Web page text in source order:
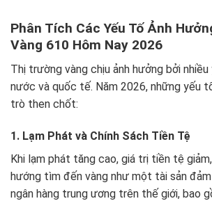
Phân Tích Các Yếu Tố Ảnh
Vàng 610 Hôm Nay 2026
Thị trường vàng chịu ảnh hưởng bởi
nước và quốc tế. Năm 2026, những yếu
trò then chốt:
1. Lạm Phát và Chính Sách Tiền Tệ
Khi lạm phát tăng cao, giá trị tiền tệ
hướng tìm đến vàng như một tài sản
ngân hàng trung ương trên thế giới, bao